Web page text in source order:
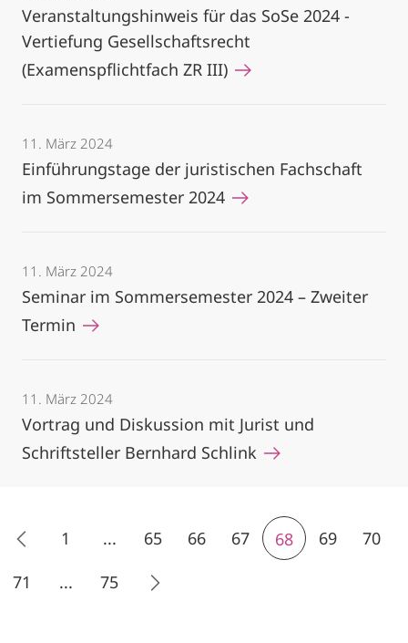
Veranstaltungshinweis für das SoSe 2024 -
Vertiefung Gesellschaftsrecht
(Examenspflichtfach ZR III)
11. März 2024
Einführungstage der juristischen Fachschaft
im Sommersemester 2024
11. März 2024
Seminar im Sommersemester 2024 – Zweiter
Termin
11. März 2024
Vortrag und Diskussion mit Jurist und
Schriftsteller Bernhard Schlink
1 ... 65 66 67 68 69
70
71
... 75